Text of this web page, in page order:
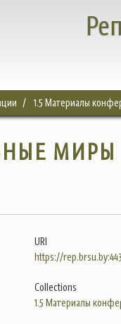
1.5 Материалы
МИРЫ
URI
https://
Collections
1.5 Материалы